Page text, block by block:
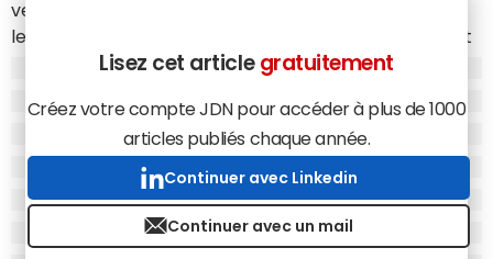
ventes s'effondrer de 31,5%, 25,8% et 16,3%. En revanche,
les acteurs plus petits sur ce marché comme Brother et
Samsung Electronics ont vu leurs ventes baisser
nombre d'unités livrées sur ce marché a enfoncé le
plancher des 18 millions d'unités, avec une baisse de 24,4%
Lisez cet article gratuitement
Créez votre compte JDN pour accéder à plus de 1000
articles publiés chaque année.
Continuer avec Linkedin
Continuer avec un mail